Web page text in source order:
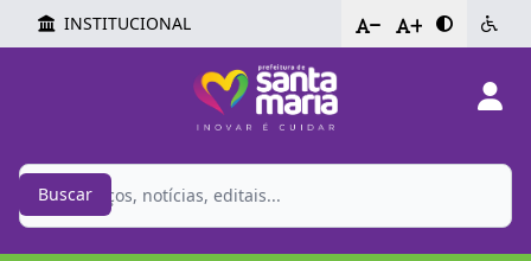
INSTITUCIONAL - +
Buscar